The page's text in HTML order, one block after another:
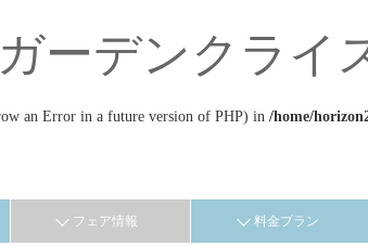
ーデンクライ
an Error in a future version of PHP) in /home/
フェア情報 料金プラン